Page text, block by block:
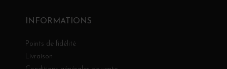
INFORMATIONS
Points de fidélité
Livraison